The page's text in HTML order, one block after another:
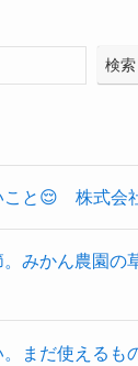
検索
こと😌 株式会
。みかん農園
。まだ使える